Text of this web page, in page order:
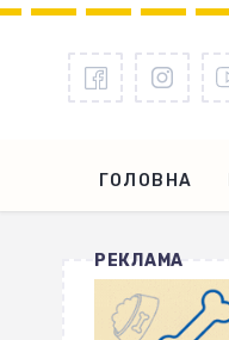
ГОЛОВНА
РЕКЛАМА